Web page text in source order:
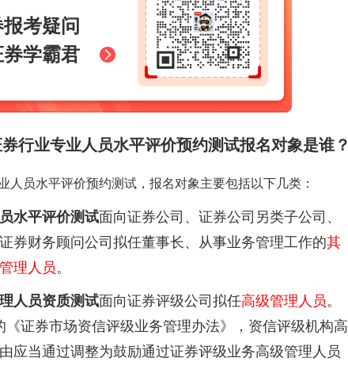
考疑问
券学霸君
券行业专业人员水平评价预约测试报名对象是谁？
人员水平评价预约测试，报名对象主要包括以下几类：
水平评价测试面向证券公司、证券公司另类子公司、
券财务顾问公司拟任董事长、从事业务管理工作的其
理人员。
人员资质测试面向证券评级公司拟任高级管理人员。
《证券市场资信评级业务管理办法》，资信评级机构高
应当通过调整为鼓励通过证券评级业务高级管理人员